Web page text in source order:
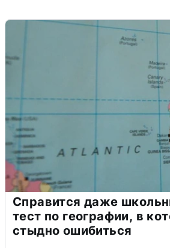
Справится даже
тест по географии, в
стыдно ошибиться